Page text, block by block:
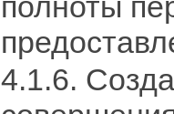
4.1.6.